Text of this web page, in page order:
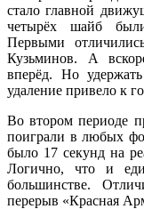
стало главной
четырёх шайб
Первыми
Кузьминов. А
вперёд. Но
удаление привело к
Во втором периоде
поиграли в любых
было 17 секунд на
Логично, что и
большинстве.
перерыв «Красная